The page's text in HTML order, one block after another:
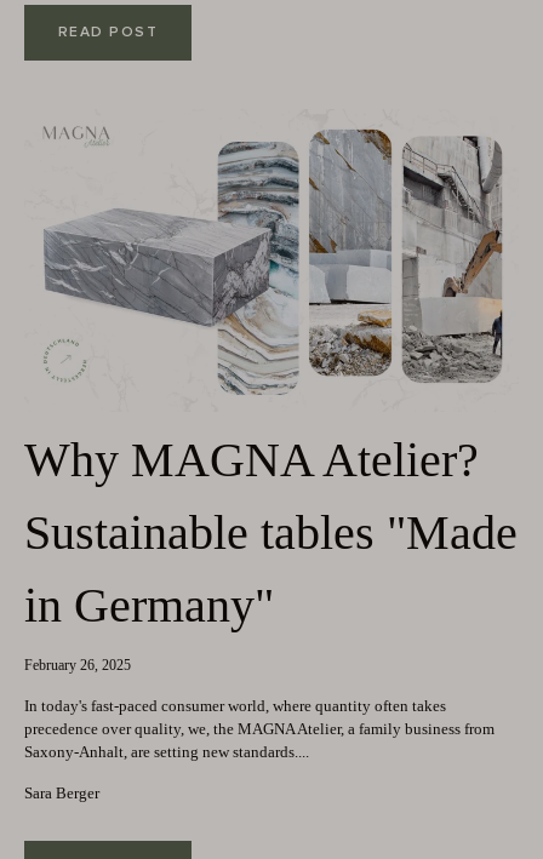
READ POST
Why MAGNA Atelier?
Sustainable tables "Made
in Germany"
February 26, 2025
In today's fast-paced consumer world, where quantity often takes
precedence over quality, we, the MAGNA Atelier, a family business from
Saxony-Anhalt, are setting new standards....
Sara Berger